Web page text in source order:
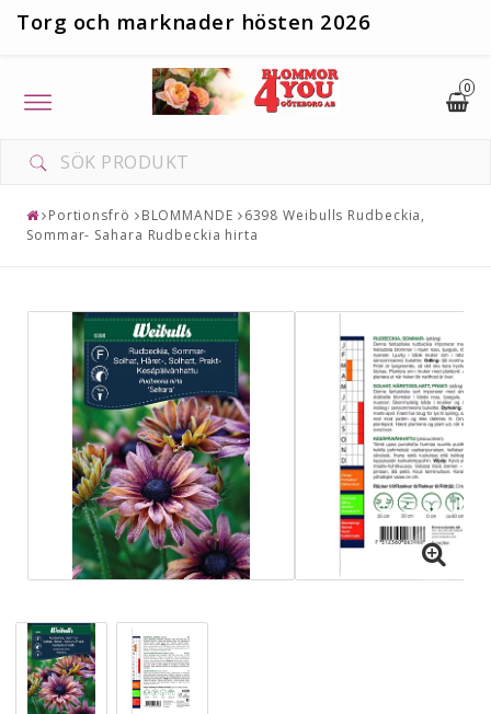
Torg och marknader hösten 2026
0
Toggle
navigation
Portionsfrö BLOMMANDE
6398 Weibulls Rudbeckia,
Sommar- Sahara Rudbeckia hirta